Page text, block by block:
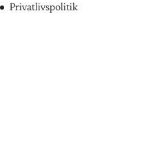
Privatlivspolitik